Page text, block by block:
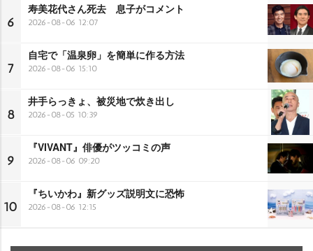
6
寿美花代さん死去 息子がコメント
2026-08-06 12:07
7
自宅で「温泉卵」を簡単に作る方法
2026-08-06 15:10
8
井手らっきょ、被災地で炊き出し
2026-08-05 10:39
9
『VIVANT』俳優がツッコミの声
2026-08-06 09:20
10
『ちいかわ』新グッズ説明文に恐怖
2026-08-06 12:15